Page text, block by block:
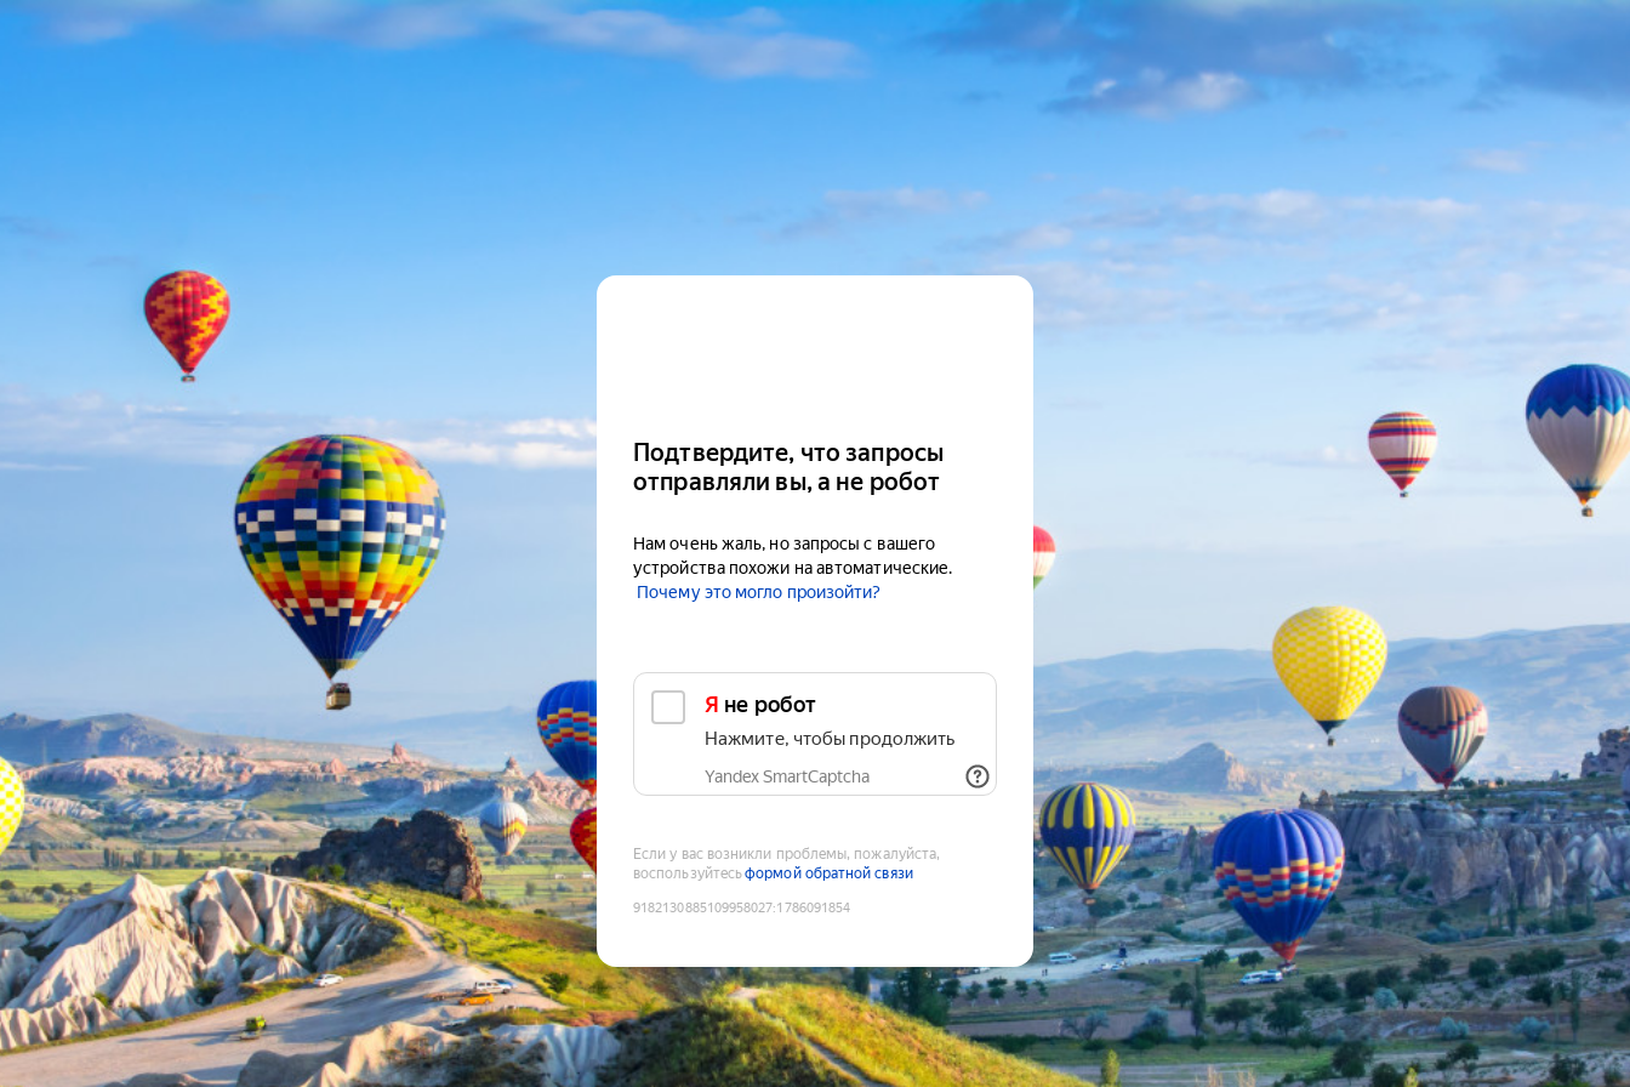
Подтвердите, что запросы
отправляли вы, а не робот
Нам очень жаль, но запросы с вашего
устройства похожи на автоматические.
Почему это могло произойти?
Я не робот
Нажмите, чтобы продолжить
Yandex SmartCaptcha
Если у вас возникли проблемы, пожалуйста,
воспользуйтесьформой обратной связи
9182130885109958027:1786091854